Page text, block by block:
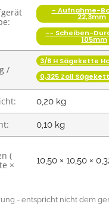
- Aufnahme-
22,3mm
-- Scheiben-
105mm
/
3/8 H Sägekette
0,325 Zoll
0,20 kg
0,10 kg
(
×
10,50 × 10,50 ×
- entspricht nicht dem